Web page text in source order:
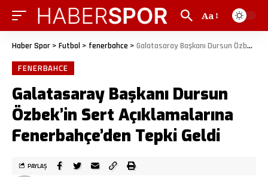
Aa
Haber Spor > Futbol > fenerbahce > Galatasaray Başkanı Dursun Özbek’in Sert Açıklamalarına Fenerbahçe’den Tepki Geldi
FENERBAHCE
Galatasaray Başkanı Dursun
Özbek’in Sert Açıklamalarına
Fenerbahçe’den Tepki Geldi
PAYLAŞ